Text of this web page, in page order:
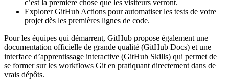
c’est la première chose que les visiteurs verront.
Explorer GitHub Actions pour automatiser les tests de votre
projet dès les premières lignes de code.
Pour les équipes qui démarrent, GitHub propose également une
documentation officielle de grande qualité (GitHub Docs) et une
interface d’apprentissage interactive (GitHub Skills) qui permet de
se former sur les workflows Git en pratiquant directement dans de
vrais dépôts.